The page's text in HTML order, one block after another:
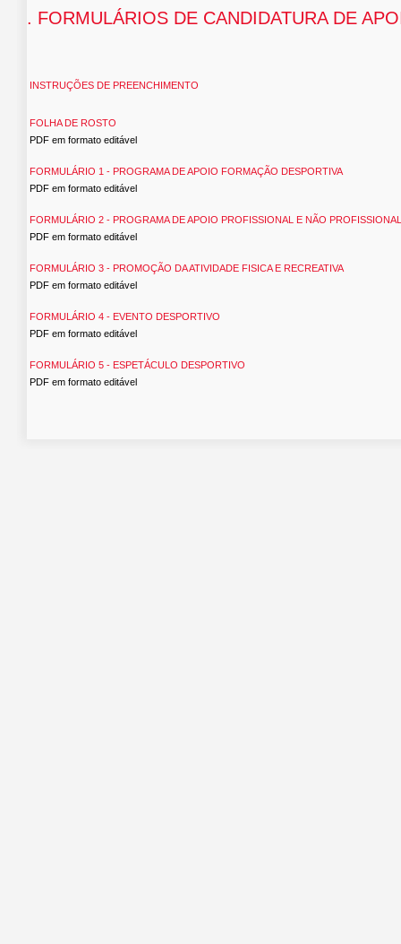
. FORMULÁRIOS DE CANDIDATURA DE
INSTRUÇÕES DE PREENCHIMENTO
FOLHA DE ROSTO
PDF em formato editável
FORMULÁRIO 1 - PROGRAMA DE APOIO FORMAÇÃO DESPORTIVA
PDF em formato editável
FORMULÁRIO 2 - PROGRAMA DE APOIO PROFISSIONAL E NÃO PROFISSIONAL
PDF em formato editável
FORMULÁRIO 3 - PROMOÇÃO DA ATIVIDADE FISICA E RECREATIVA
PDF em formato editável
FORMULÁRIO 4 - EVENTO DESPORTIVO
PDF em formato editável
FORMULÁRIO 5 - ESPETÁCULO DESPORTIVO
PDF em formato editável